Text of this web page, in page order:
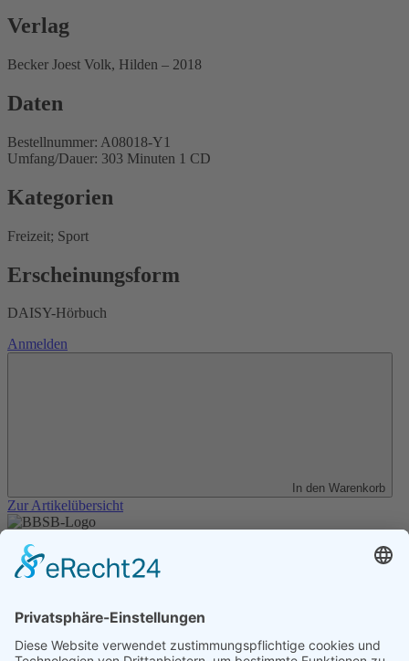
Verlag
Becker Joest Volk, Hilden – 2018
Daten
Bestellnummer: A08018-Y1
Umfang/Dauer: 303 Minuten 1 CD
Kategorien
Freizeit; Sport
Erscheinungsform
DAISY-Hörbuch
Anmelden
In den Warenkorb
Zur Artikelübersicht
Unser Angebot
Shop
Datenschutz
Kontakt